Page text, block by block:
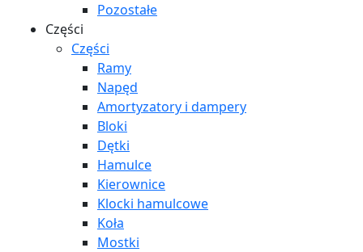
Pozostałe
Części
Części
Ramy
Napęd
Amortyzatory i dampery
Bloki
Dętki
Hamulce
Kierownice
Klocki hamulcowe
Koła
Mostki